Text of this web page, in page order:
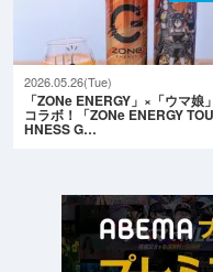
2026.05.26(Tue)
「ZONe ENERGY」×「ウマ娘」
コラボ！「ZONe ENERGY
HNESS G…